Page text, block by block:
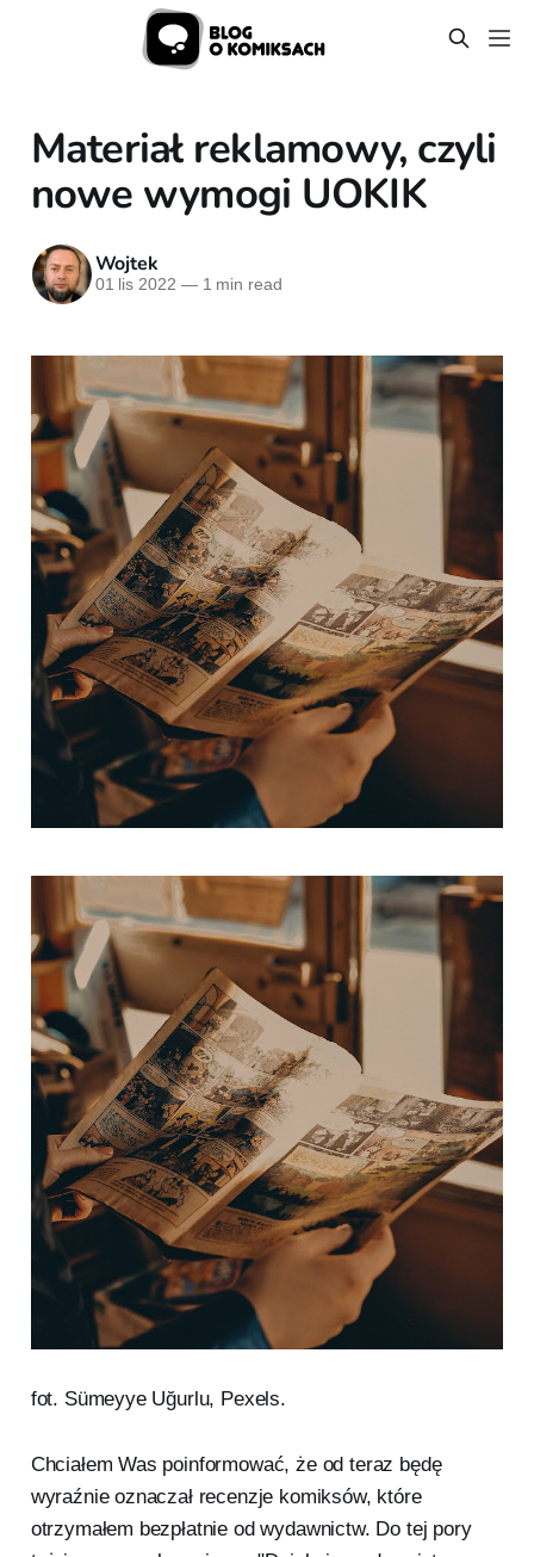
Materiał reklamowy, czyli
nowe wymogi UOKIK
Wojtek
01 lis 2022 —1 min read
fot. Sümeyye Uğurlu, Pexels.
Chciałem Was poinformować, że od teraz będę
wyraźnie oznaczał recenzje komiksów, które
otrzymałem bezpłatnie od wydawnictw. Do tej pory